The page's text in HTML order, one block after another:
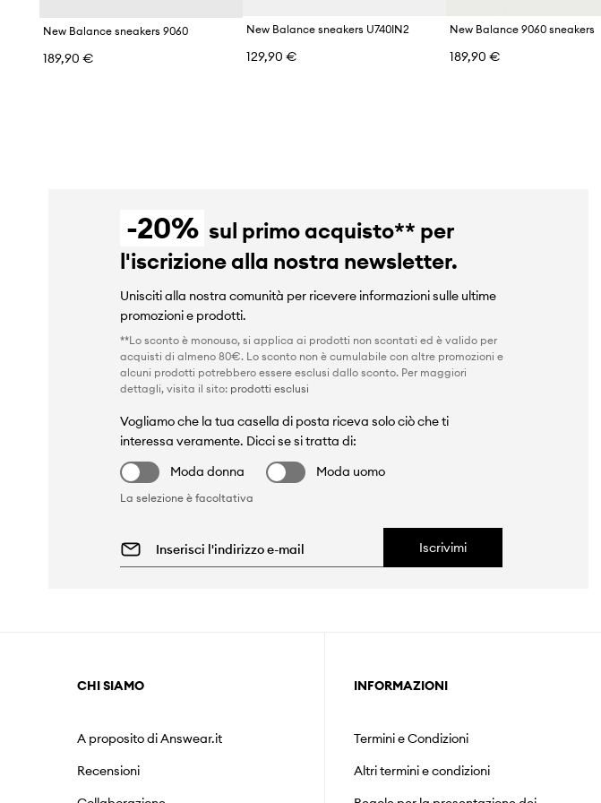
New Balance sneakers 9060
189,90 €
New Balance sneakers U740IN2
129,90 €
New Balance 9060 sneakers
189,90 €
-20% sul primo acquisto** per
l'iscrizione alla nostra newsletter.
Unisciti alla nostra comunità per ricevere informazioni sulle ultime
promozioni e prodotti.
**Lo sconto è monouso, si applica ai prodotti non scontati ed è valido per
acquisti di almeno 80€. Lo sconto non è cumulabile con altre promozioni e
alcuni prodotti potrebbero essere esclusi dallo sconto. Per maggiori
dettagli, visita il sito: prodotti esclusi
Vogliamo che la tua casella di posta riceva solo ciò che ti
interessa veramente. Dicci se si tratta di:
Moda donna
Moda uomo
La selezione è facoltativa
Iscrivimi
CHI SIAMO
A proposito di Answear.it
Recensioni
INFORMAZIONI
Termini e Condizioni
Altri termini e condizioni